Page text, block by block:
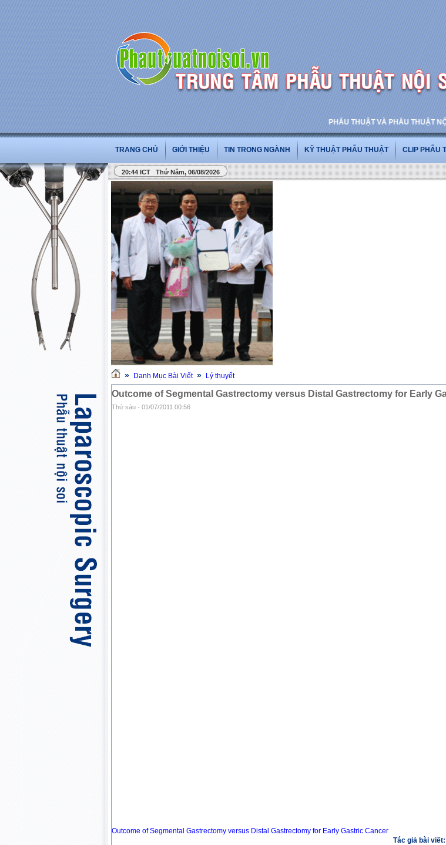
PHẪU THUẬT VÀ PHẪU THUẬT NỘI SOI
TRANG CHỦ GIỚI THIỆU TIN TRONG NGÀNH KỸ THUẬT PHẪU THUẬT CLIP PHẪU
20:44 ICT Thứ Năm, 06/08/2026
» Danh Mục Bài Viết » Lý thuyết
Outcome of Segmental Gastrectomy versus Distal Gastrectomy for Early
Thứ sáu - 01/07/2011 00:56
Outcome of Segmental Gastrectomy versus Distal Gastrectomy for Early Gastric Cancer
Tác giả bài viết: